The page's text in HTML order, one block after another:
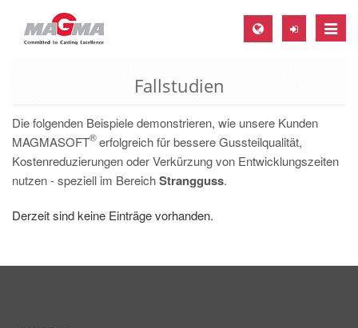
Toggle
MAGMA Europa, Deutschland
EN
CS
MAGMA Nordamerika, USA
EN
Fallstudien
Die folgenden Beispiele demonstrieren, wie unsere Kunden
MAGMASOFT
®erfolgreich für bessere Gussteilqualität,
Kostenreduzierungen oder Verkürzung von Entwicklungszeiten
nutzen - speziell im BereichStrangguss.
Derzeit sind keine Einträge vorhanden.